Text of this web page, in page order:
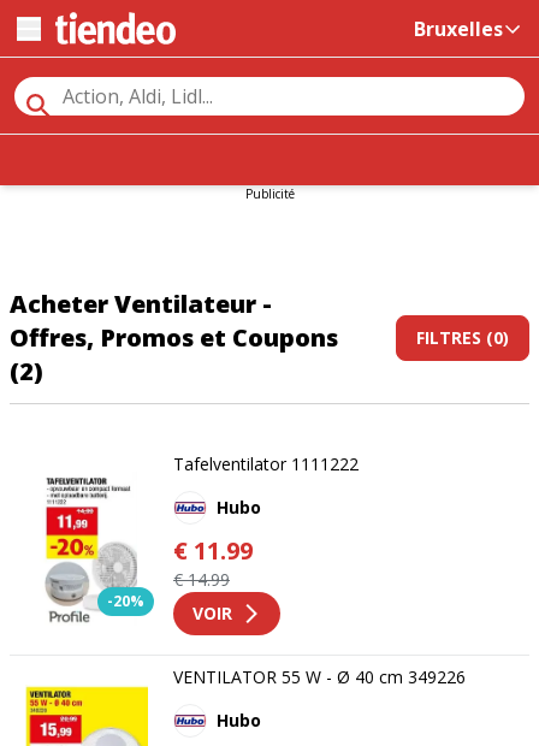
Bruxelles
Publicité
Acheter Ventilateur -
Offres, Promos et Coupons
(2)
FILTRES (0)
-20%
Tafelventilator 1111222
Hubo
€ 11.99
€ 14.99
VOIR
VENTILATOR 55 W - Ø 40 cm 349226
Hubo